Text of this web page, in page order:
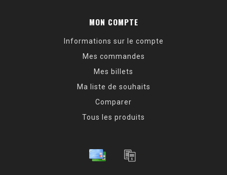
MON COMPTE
Informations sur le compte
Mes commandes
Mes billets
Ma liste de souhaits
Comparer
Tous les produits